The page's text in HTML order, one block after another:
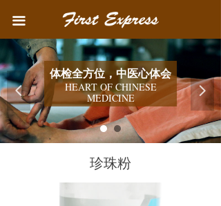
끀
首页
中医院简介
医疗业务
健康教育
联系我们
体检全方位，中医心体会
HEART OF CHINESE
MEDICINE
넳 넲
珍珠粉